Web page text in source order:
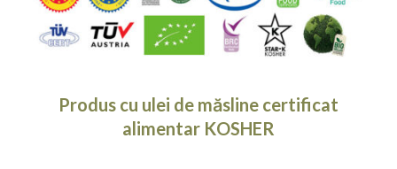
Produs cu ulei de măsline certificat
alimentar KOSHER